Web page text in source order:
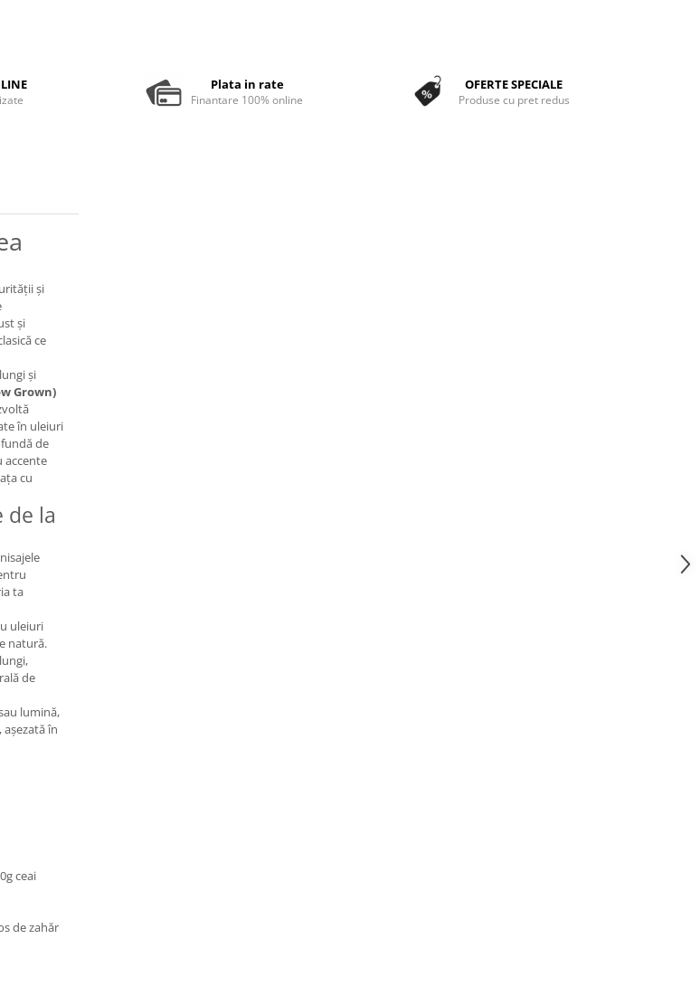
Plata in rate
Finantare 100% online
OFERTE SPECIALE
Produse cu pret redus
și
și
ce
și
Grown)
în uleiuri
de
accente
cu
de la
ta
uleiuri
natură.
de
lumină,
în
ceai
de zahăr